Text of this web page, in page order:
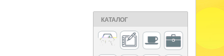
КАТАЛОГ